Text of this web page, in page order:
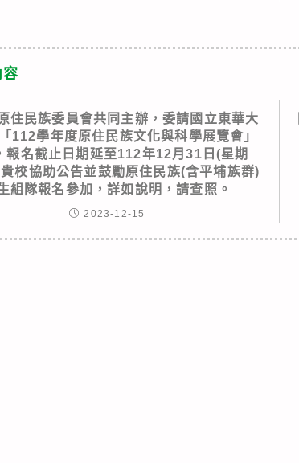
住民族委員會共同主辦，委請國立東華大
112學年度原住民族文化與科學展覽會」
報名截止日期延至112年12月31日(星期
校協助公告並鼓勵原住民族(含平埔族群)
組隊報名參加，詳如說明，請查照。
2023-12-15